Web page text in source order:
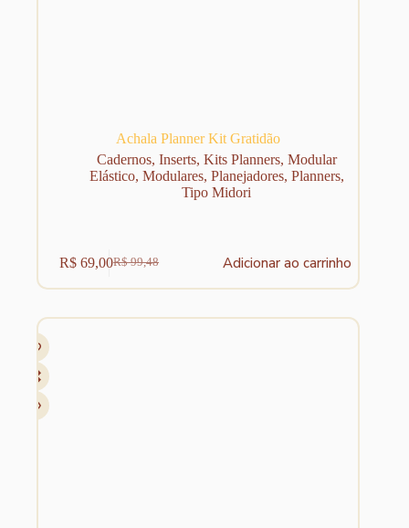
Achala Planner Kit Gratidão
Cadernos, Inserts, Kits Planners, Modular
Elástico, Modulares, Planejadores, Planners,
Tipo Midori
R$99,48
O
preço
era:
R$ 69,00O
preço
é:
Adicionar ao carrinho